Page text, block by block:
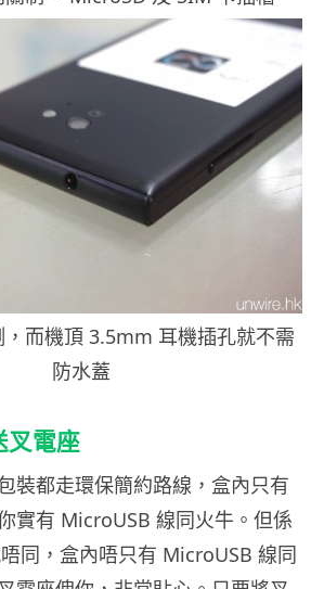
而機頂 3.5mm 耳機插孔就不需
防水蓋
叉電座
裝都走環保簡約路線，盒內只有
實有 MicroUSB 線同火牛。但係
同，盒內唔只有 MicroUSB 線同